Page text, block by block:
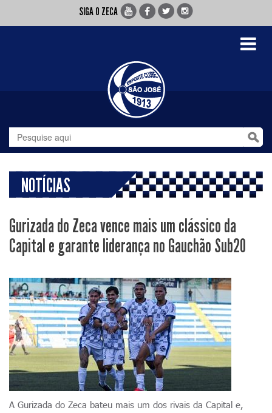
SIGA O ZECA
Toggle
NOTÍCIAS
Gurizada do Zeca vence mais um clássico da
Capital e garante liderança no Gauchão Sub20
A Gurizada do Zeca bateu mais um dos rivais da Capital e,